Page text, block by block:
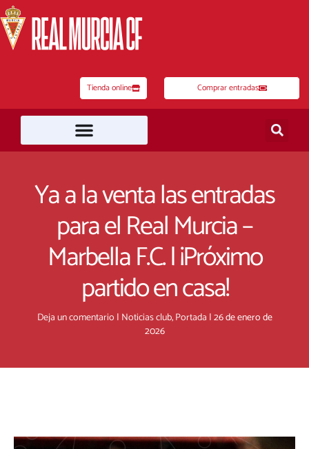
al
contenido
Tienda online Comprar entradas
Ya a la venta las entradas
para el Real Murcia –
Marbella F.C. | ¡Próximo
partido en casa!
Deja un comentario | Noticias club,Portada |26 de enero de
2026